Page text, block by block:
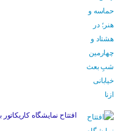
افتتاح نمایشگاه